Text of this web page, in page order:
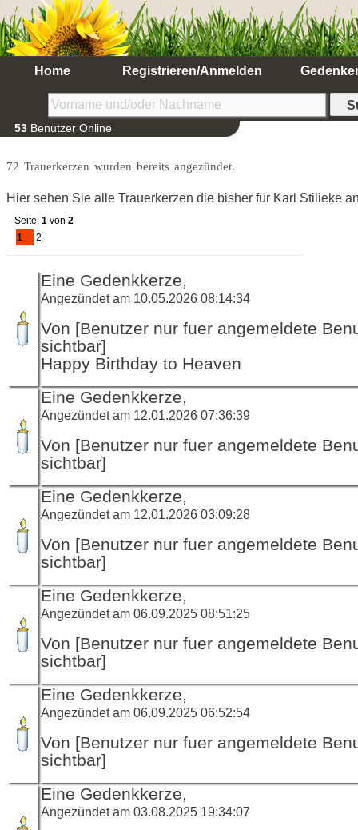
Home Registrieren/Anmelden
53 Benutzer Online
72 Trauerkerzen wurden bereits angezündet.
Hier sehen Sie alle Trauerkerzen die bisher für Karl Stilieke
Seite: 1 von 2
1
2
Eine Gedenkkerze,
Angezündet am 10.05.2026 08:14:34
Von [Benutzer nur fuer angemeldete
sichtbar]
Happy Birthday to Heaven
Eine Gedenkkerze,
Angezündet am 12.01.2026 07:36:39
Von [Benutzer nur fuer angemeldete
sichtbar]
Eine Gedenkkerze,
Angezündet am 12.01.2026 03:09:28
Von [Benutzer nur fuer angemeldete
sichtbar]
Eine Gedenkkerze,
Angezündet am 06.09.2025 08:51:25
Von [Benutzer nur fuer angemeldete
sichtbar]
Eine Gedenkkerze,
Angezündet am 06.09.2025 06:52:54
Von [Benutzer nur fuer angemeldete
sichtbar]
Eine Gedenkkerze,
Angezündet am 03.08.2025 19:34:07